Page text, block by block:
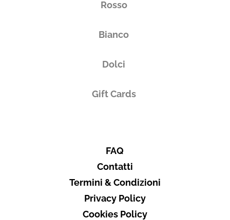
Rosso
Bianco
Dolci
Gift Cards
FAQ
Contatti
Termini & Condizioni
Privacy Policy
Cookies Policy